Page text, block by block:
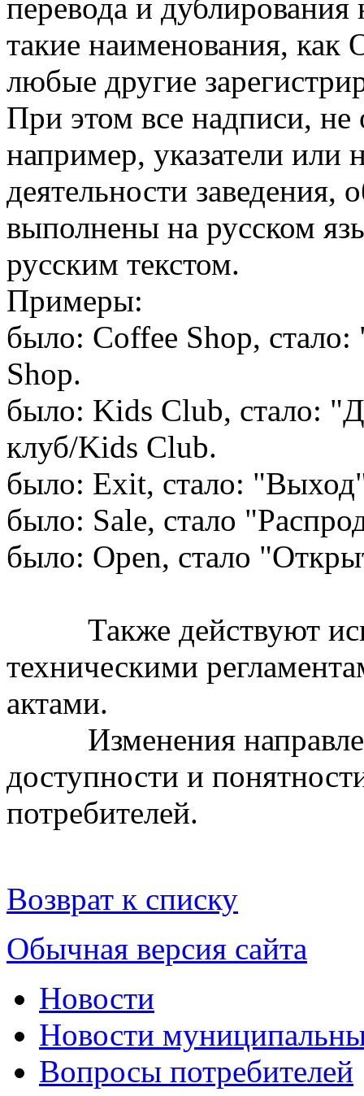
перевода и
такие наименования, как
любые другие
При этом все надписи,
например, указатели
деятельности заведения,
выполнены на русском
русским текстом.
Примеры:
было: Coffee Shop,
Shop.
было: Kids Club, стало:
клуб/Kids Club.
было: Exit, стало:
было: Sale, стало
было: Open, стало
Также действуют
техническими
актами.
Изменения
доступности и
потребителей.
Возврат к списку
Обычная версия сайта
Новости
Новости
Вопросы потребителей